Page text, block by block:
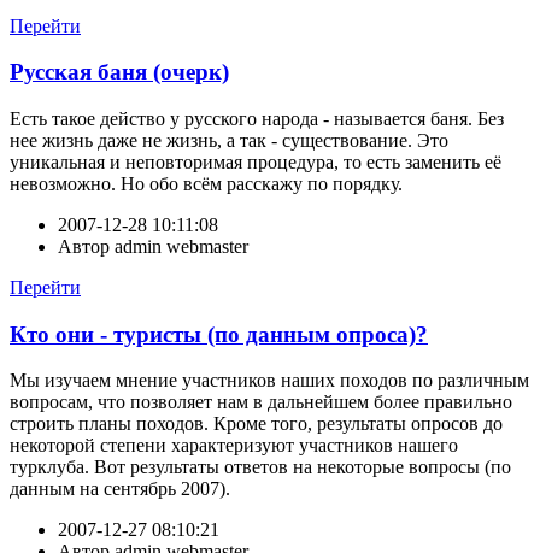
Перейти
Русская баня (очерк)
Есть такое действо у русского народа - называется баня. Без
нее жизнь даже не жизнь, а так - существование. Это
уникальная и неповторимая процедура, то есть заменить её
невозможно. Но обо всём расскажу по порядку.
2007-12-28 10:11:08
Автор admin webmaster
Перейти
Кто они - туристы (по данным опроса)?
Мы изучаем мнение участников наших походов по различным
вопросам, что позволяет нам в дальнейшем более правильно
строить планы походов. Кроме того, результаты опросов до
некоторой степени характеризуют участников нашего
турклуба. Вот результаты ответов на некоторые вопросы (по
данным на сентябрь 2007).
2007-12-27 08:10:21